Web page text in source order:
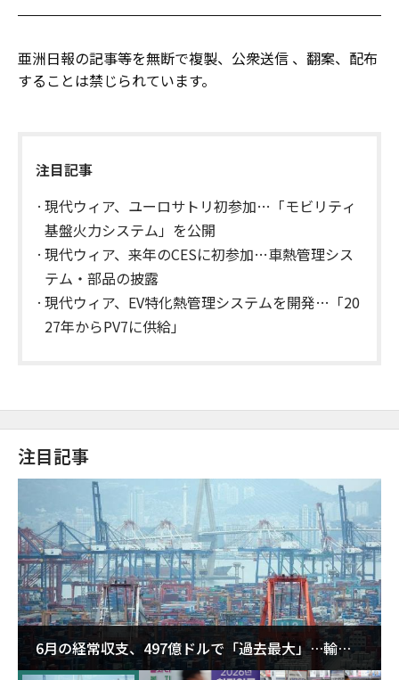
亜洲日報の記事等を無断で複製、公衆送信 、翻案、配布
することは禁じられています。
注目記事
現代ウィア、ユーロサトリ初参加…「モビリティ
基盤火力システム」を公開
現代ウィア、来年のCESに初参加…車熱管理シス
テム・部品の披露
現代ウィア、EV特化熱管理システムを開発…「20
27年からPV7に供給」
注目記事
6月の経常収支、497億ドルで「過去最大」…輸出